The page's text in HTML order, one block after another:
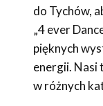
do Tychów,
„4 ever
pięknych
energii. Nasi
w różnych